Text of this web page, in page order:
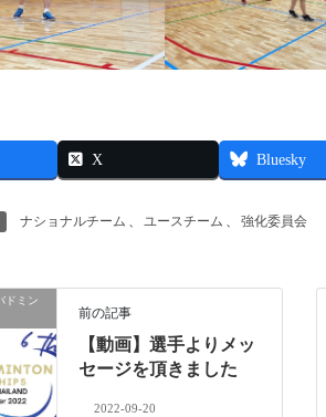
X Bluesky
ナショナルチーム 、 ユースチーム 、 強化委員会
ドミン
前の記事
【動画】選手よりメッ
セージを頂きました
2022-09-20